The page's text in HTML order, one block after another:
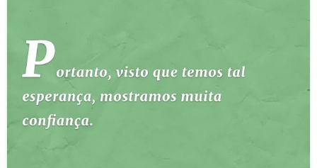
10 MANDAMENTOS
ESTUDOS BÍBLICOS
ESBOÇOS DE PREGAÇÃO